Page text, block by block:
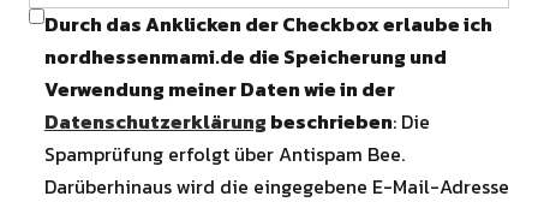
Durch das Anklicken der Checkbox erlaube ich
nordhessenmami.de die Speicherung und
Verwendung meiner Daten wie in der
Datenschutzerklärung beschrieben: Die
Spamprüfung erfolgt über Antispam Bee.
Darüberhinaus wird die eingegebene E-Mail-Adresse